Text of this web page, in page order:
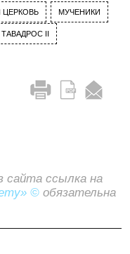
ЦЕРКОВЬ МУЧЕНИКИ
ТАВАДРОС II
сайта ссылка на
© обязательна